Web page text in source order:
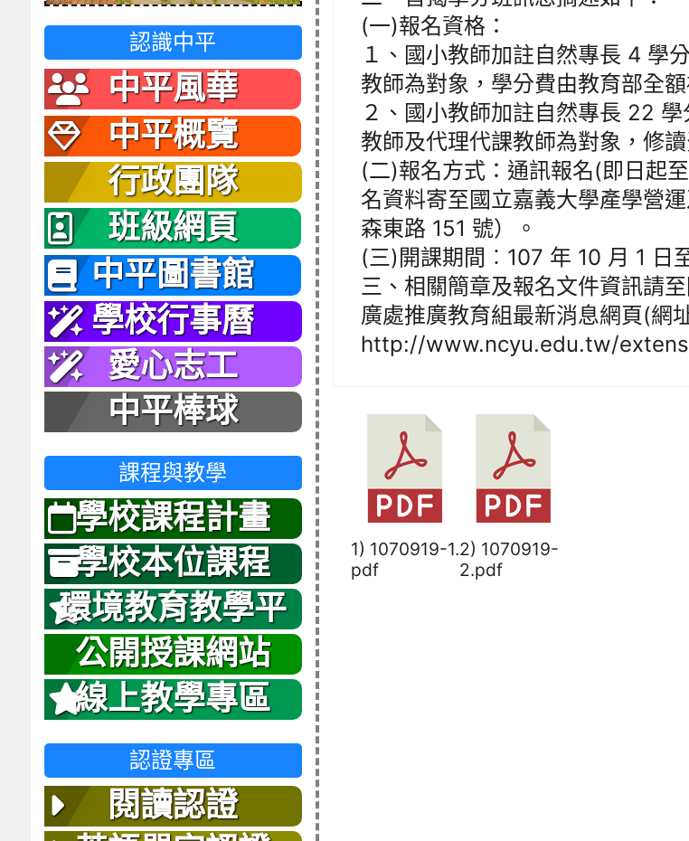
(一)報名資格：
１、國小教師加註自然專長 4 學
教師為對象，學分費由教育部全額
２、國小教師加註自然專長 22
教師及代理代課教師為對象，修
(二)報名方式：通訊報名(即日起
名資料寄至國立嘉義大學產學營
森東路 151 號）。
(三)開課期間︰107 年 10 月 1 日
三、相關簡章及報名文件資訊請
廣處推廣教育組最新消息網頁(網
http://www.ncyu.edu.tw/
1) 1070919-1.
pdf
2) 1070919-
2.pdf
認識中平
中平風華
中平概覽
行政團隊
班級網頁
中平圖書館
學校行事曆
愛心志工
中平棒球
課程與教學
學校課程計畫
學校本位課程
環境教育教學平
台
公開授課網站
線上教學專區
認證專區
閱讀認證